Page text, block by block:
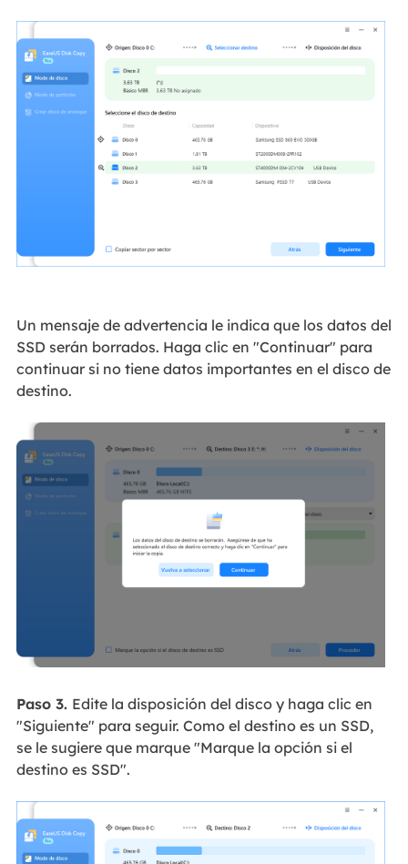
Un mensaje de advertencia le indica que los datos del
SSD serán borrados. Haga clic en "Continuar" para
continuar si no tiene datos importantes en el disco de
destino.
Paso 3. Edite la disposición del disco y haga clic en
"Siguiente" para seguir. Como el destino es un SSD,
se le sugiere que marque "Marque la opción si el
destino es SSD".